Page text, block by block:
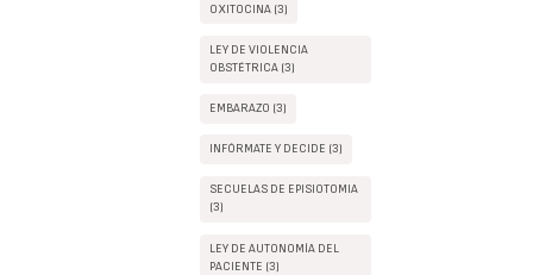
OXITOCINA (3)
LEY DE VIOLENCIA
OBSTÉTRICA (3)
EMBARAZO (3)
INFÓRMATE Y DECIDE (3)
SECUELAS DE EPISIOTOMIA
(3)
LEY DE AUTONOMÍA DEL
PACIENTE (3)